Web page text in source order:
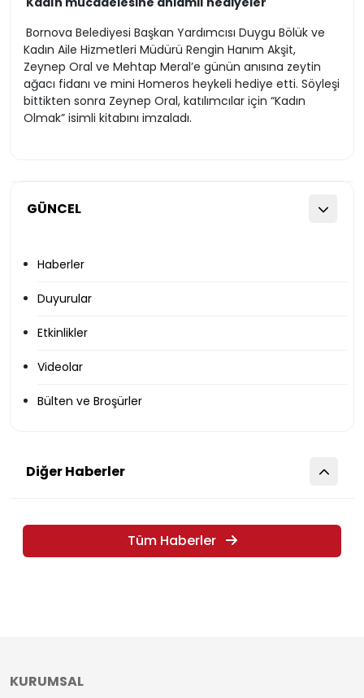
GÜNCEL
Haberler
Duyurular
Etkinlikler
Videolar
Bülten ve Broşürler
Bornova Belediyesi Başkan Yardımcısı Duygu Bölük ve
Kadın Aile Hizmetleri Müdürü Rengin Hanım Akşit,
Zeynep Oral ve Mehtap Meral’e günün anısına zeytin
ağacı fidanı ve mini Homeros heykeli hediye etti. Söyleşi
bittikten sonra Zeynep Oral, katılımcılar için “Kadın
Olmak” isimli kitabını imzaladı.
Diğer Haberler
Tüm Haberler
KURUMSAL